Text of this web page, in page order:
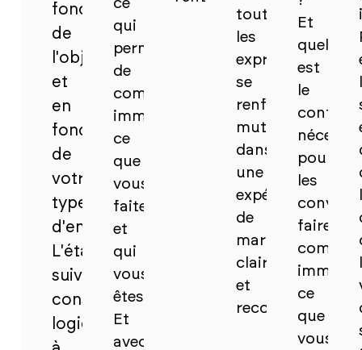
fonction
de
l'objectif
et
en
fonction
de
votre
type
d'entreprise.
L'étape
suivante
consiste
logiquement
ce
qui
permet
de
comprendre
immédiatement
ce
que
vous
faites
et
qui
vous
êtes.
Et
avec
toutes
les
expressions
se
renforcent
mutuellement
dans
une
expérience
de
marque
claire
et
reconnaissable.
Et
quel
est
le
contenu
pour
les
faire
ce
que
vous